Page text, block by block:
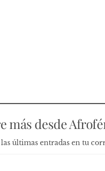
más desde
últimas entradas en tu